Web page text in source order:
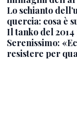
Lo schianto
quercia: cosa è
Il tanko del
Serenissimo:
resistere per